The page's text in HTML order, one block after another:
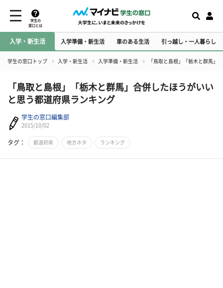
学生の
窓口とは
入学・新生活 入学準備・新生活 車のある生活 引っ越し・一人暮らし
学生の窓口トップ 入学・新生活 入学準備・新生活 「鳥取と島根」「栃木と群馬」
「鳥取と島根」「栃木と群馬」合併したほうがいい
と思う都道府県ランキング
学生の窓口編集部
2015/10/02
タグ： 都道府県 地方ネタ ランキング